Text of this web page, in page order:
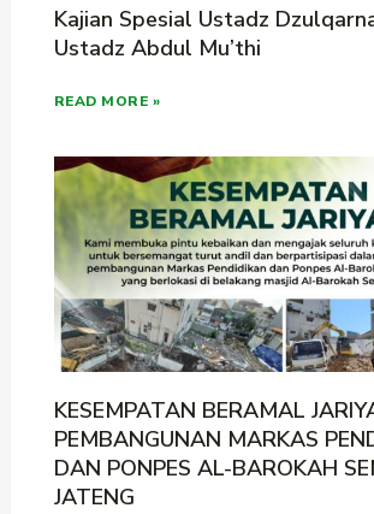
Kajian Spesial Ustadz
Ustadz Abdul Mu’thi
READ MORE »
KESEMPATAN BERAMAL
PEMBANGUNAN MARKAS
DAN PONPES AL-BAROKAH
JATENG